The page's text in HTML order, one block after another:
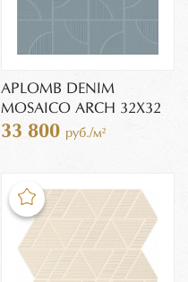
APLOMB DENIM
MOSAICO ARCH 32X32
33 800 руб./м²